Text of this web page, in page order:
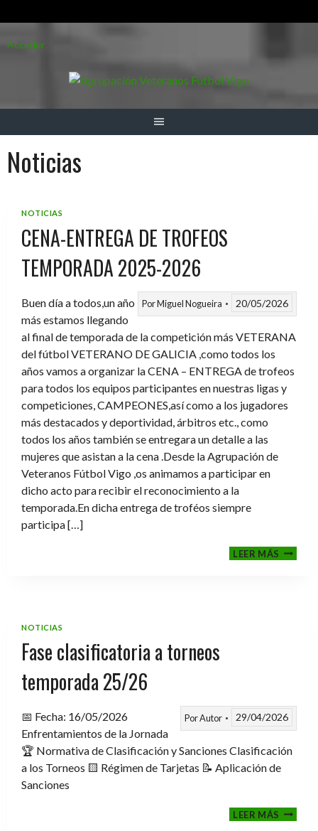
alAcceder
Noticias
NOTICIAS
CENA-ENTREGA DE TROFEOS
TEMPORADA 2025-2026
PorMiguel Nogueira 20/05/2026
Buen día a todos,un año
más estamos llegando
al final de temporada de la competición más VETERANA
del fútbol VETERANO DE GALICIA ,como todos los
años vamos a organizar la CENA – ENTREGA de trofeos
para todos los equipos participantes en nuestras ligas y
competiciones, CAMPEONES,así como a los jugadores
más destacados y deportividad, árbitros etc., como
todos los años también se entregara un detalle a las
mujeres que asistan a la cena .Desde la Agrupación de
Veteranos Fútbol Vigo ,os animamos a participar en
dicho acto para recibir el reconocimiento a la
temporada.En dicha entrega de troféos siempre
participa […]
LEER MÁSCENA-
NOTICIAS
Fase clasificatoria a torneos
temporada 25/26
PorAutor 29/04/2026
📅 Fecha: 16/05/2026
Enfrentamientos de la Jornada
🏆 Normativa de Clasificación y Sanciones Clasificación
a los Torneos 🟨 Régimen de Tarjetas 📝 Aplicación de
Sanciones
LEER MÁSFASE